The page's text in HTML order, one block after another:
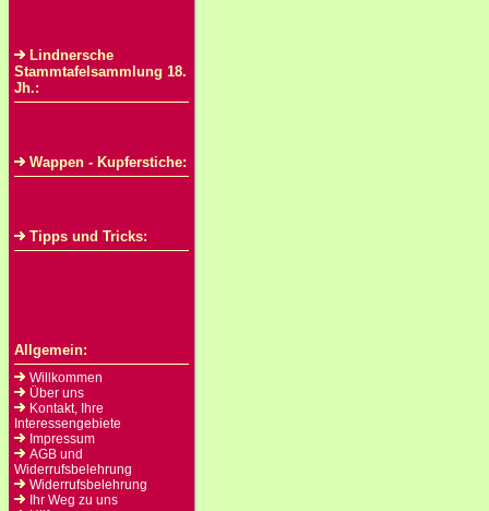
Lindnersche
Stammtafelsammlung 18.
Jh.:
Wappen - Kupferstiche:
Tipps und Tricks:
Allgemein:
Willkommen
Über uns
Kontakt, Ihre
Interessengebiete
Impressum
AGB und
Widerrufsbelehrung
Widerrufsbelehrung
Ihr Weg zu uns